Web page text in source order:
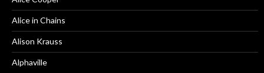
Alice in Chains
Alison Krauss
Alphaville